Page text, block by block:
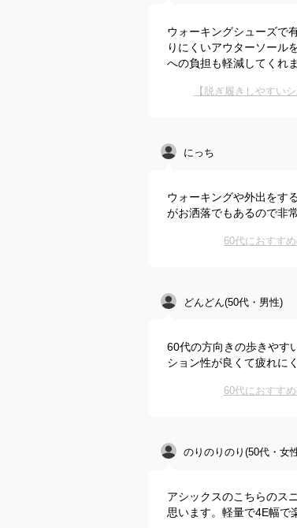
ウォーキングシューズで
りにくいアウターソール
への負担も軽減してくれま
【脱ぎ履きしやすい
にっち
ウォーキングや外出をす
がお洒落でもあるので非
60代におすす
どんどん(50代・男性)
60代の方向きの歩きやす
ション性が良くて疲れに
60代におすす
のりのりのり(50代・女
アシックスのこちらのス
思います。軽量で4E幅で